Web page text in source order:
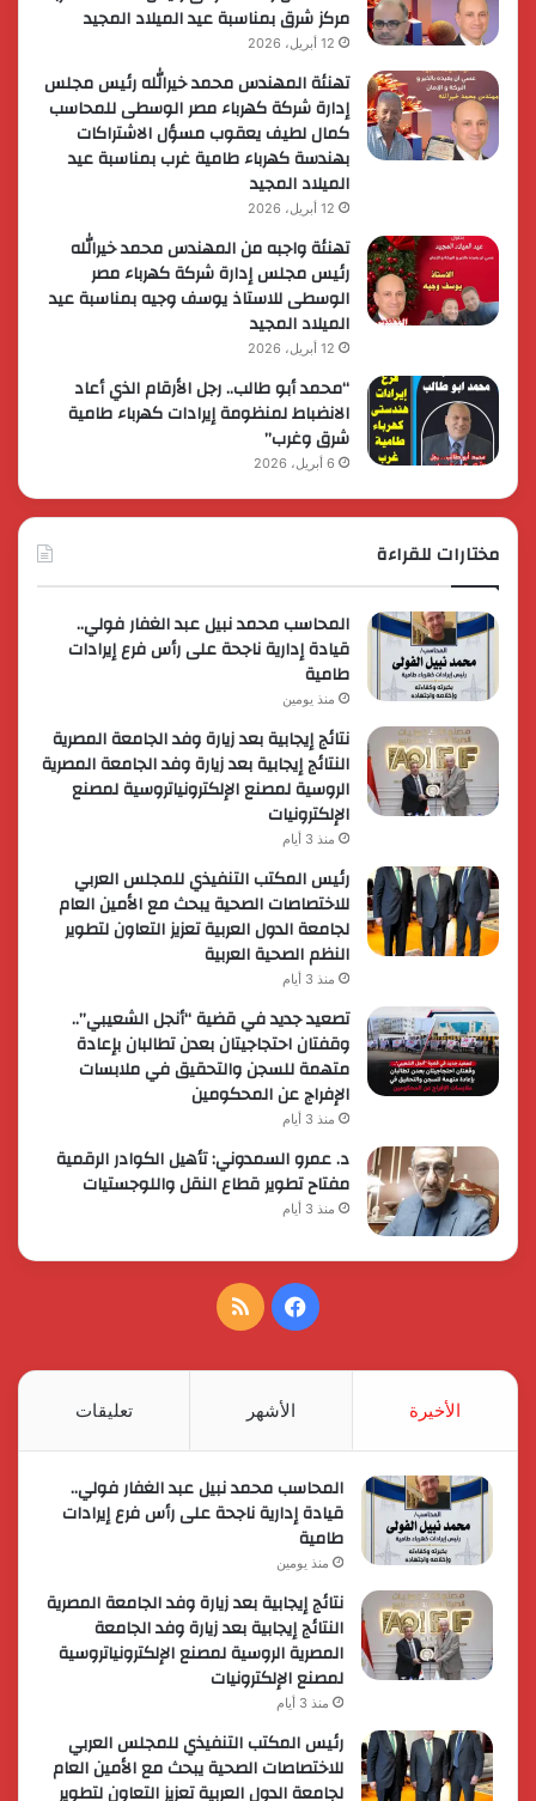
مركز شرق بمناسبة عيد الميلاد المجيد
12 أبريل، 2026
تهنئة المهندس محمد خيرالله رئيس مجلس
إدارة شركة كهرباء مصر الوسطى للمحاسب
كمال لطيف يعقوب مسؤل الاشتراكات
بهندسة كهرباء طامية غرب بمناسبة عيد
الميلاد المجيد
12 أبريل، 2026
تهنئة واجبه من المهندس محمد خيرالله
رئيس مجلس إدارة شركة كهرباء مصر
الوسطى للاستاذ يوسف وجيه بمناسبة عيد
الميلاد المجيد
12 أبريل، 2026
“محمد أبو طالب.. رجل الأرقام الذي أعاد
الانضباط لمنظومة إيرادات كهرباء طامية
شرق وغرب”
6 أبريل، 2026
مختارات للقراءة
المحاسب محمد نبيل عبد الغفار فولي..
قيادة إدارية ناجحة على رأس فرع إيرادات
طامية
منذ يومين
نتائج إيجابية بعد زيارة وفد الجامعة المصرية
النتائج إيجابية بعد زيارة وفد الجامعة المصرية
الروسية لمصنع الإلكترونياتروسية لمصنع
الإلكترونيات
منذ 3 أيام
رئيس المكتب التنفيذي للمجلس العربي
للاختصاصات الصحية يبحث مع الأمين العام
لجامعة الدول العربية تعزيز التعاون لتطوير
النظم الصحية العربية
منذ 3 أيام
تصعيد جديد في قضية “أنجل الشعيبي”..
وقفتان احتجاجيتان بعدن تطالبان بإعادة
متهمة للسجن والتحقيق في ملابسات
الإفراج عن المحكومين
منذ 3 أيام
د. عمرو السمدوني: تأهيل الكوادر الرقمية
مفتاح تطوير قطاع النقل واللوجستيات
منذ 3 أيام
فيسبوكملخص
الأخيرة الأشهر تعليقات
المحاسب محمد نبيل عبد الغفار فولي..
قيادة إدارية ناجحة على رأس فرع إيرادات
طامية
منذ يومين
نتائج إيجابية بعد زيارة وفد الجامعة المصرية
النتائج إيجابية بعد زيارة وفد الجامعة
المصرية الروسية لمصنع الإلكترونياتروسية
لمصنع الإلكترونيات
منذ 3 أيام
رئيس المكتب التنفيذي للمجلس العربي
للاختصاصات الصحية يبحث مع الأمين العام
لجامعة الدول العربية تعزيز التعاون لتطوير